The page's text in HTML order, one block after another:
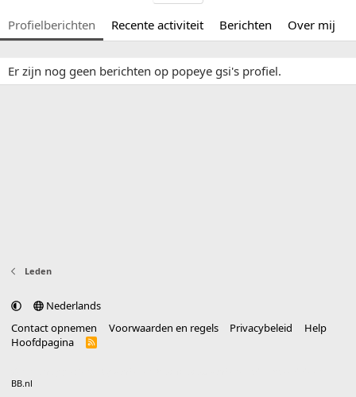
Profielberichten Recente activiteit Berichten Over mij
Er zijn nog geen berichten op popeye gsi's profiel.
Leden
Nederlands
Contact opnemen
Voorwaarden en regels Privacybeleid
Help
Hoofdpagina
R
BB.nl